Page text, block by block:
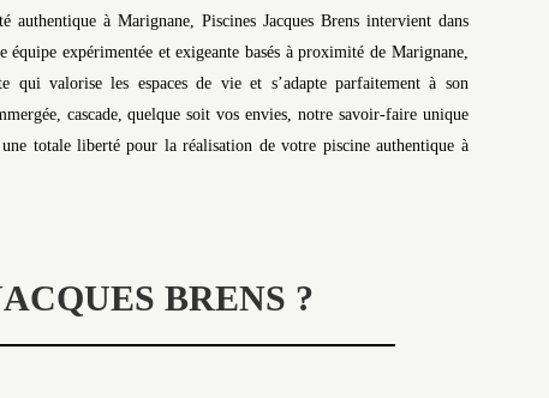
à Marignane, Piscines Jacques Brens intervient dans
expérimentée et exigeante basés à proximité de Marignane,
qui valorise les espaces de vie et s’adapte parfaitement à son
cascade, quelque soit vos envies, notre savoir-faire unique
totale liberté pour la réalisation de votre piscine authentique à
BRENS ?